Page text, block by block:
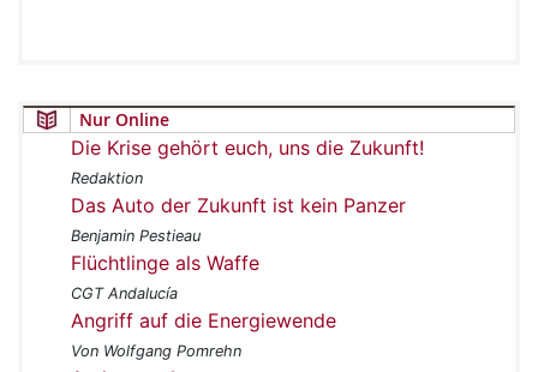
Nur Online
Die Krise gehört euch, uns die Zukunft!
Redaktion
Das Auto der Zukunft ist kein Panzer
Benjamin Pestieau
Flüchtlinge als Waffe
CGT Andalucía
Angriff auf die Energiewende
Von Wolfgang Pomrehn